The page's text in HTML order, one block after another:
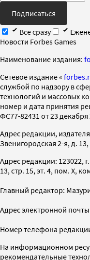
Подписаться
Все сразу
Новости Forbes Games
Наименование издания:
Cетевое издание «
службой по надзору в
технологий и массовых
номер и дата принятия
ФС77-82431 от 23 декабря
Адрес редакции,
Звенигородская 2-я, д. 13,
Адрес редакции: 123022,
13, стр. 15, эт. 4, пом. X,
Главный редактор:
Адрес электронной
Номер телефона
На информационном
рекомендательные